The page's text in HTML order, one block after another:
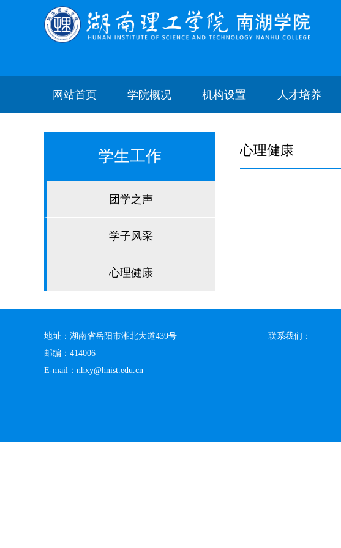
网站首页 学院概况 机构设置 人才培养
学生工作
团学之声
学子风采
心理健康
心理健康
地址：湖南省岳阳市湘北大道439号
邮编：414006
E-mail：nhxy@hnist.edu.cn
联系我们：